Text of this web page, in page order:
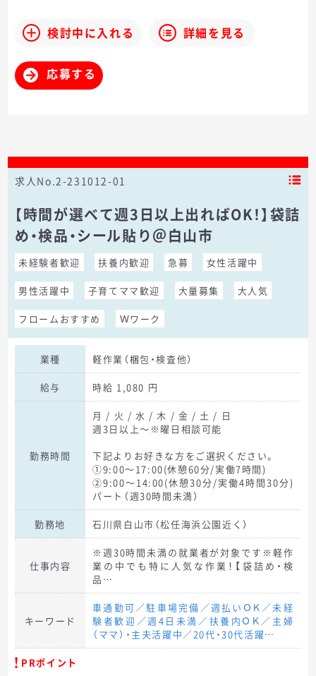
検討中に入れる 詳細を見る
応募する
求人No.2-231012-01
【時間が選べて週3日以上出ればOK！】袋詰
め・検品・シール貼り＠白山市
未経験者歓迎 扶養内歓迎 急募 女性活躍中
男性活躍中 子育てママ歓迎 大量募集 大人気
フロームおすすめ Ｗワーク
業種 軽作業（梱包・検査他）
給与 時給 1,080 円
勤務時間
月 / 火 / 水 / 木 / 金 / 土 / 日
週3日以上～※曜日相談可能
下記よりお好きな方をご選択ください。
①9:00～17:00(休憩60分/実働7時間)
②9:00～14:00(休憩30分/実働4時間30分)
パート（週30時間未満）
勤務地 石川県白山市（松任海浜公園近く）
仕事内容
※週30時間未満の就業者が対象です※軽作
業の中でも特に人気な作業！【袋詰め・検
品…
キーワード
車通勤可／駐車場完備／週払いＯＫ／未経
験者歓迎／週4日未満／扶養内ＯＫ／主婦
（ママ）・主夫活躍中／20代・30代活躍…
PRポイント